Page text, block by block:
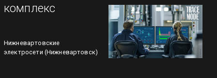
комплекс
Нижневартовские
электросети (Нижневартовск)